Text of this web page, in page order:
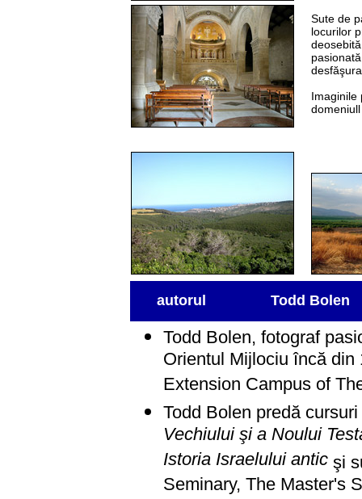
Sute de
locurilor
Imaginile
autorul Todd Bolen
Todd Bolen, fotograf
Orientul Mijlociu încă
Extension Campus of
Todd Bolen predă
Vechiului şi a Noului
Istoria Israelului antic şi
Seminary, The Master's